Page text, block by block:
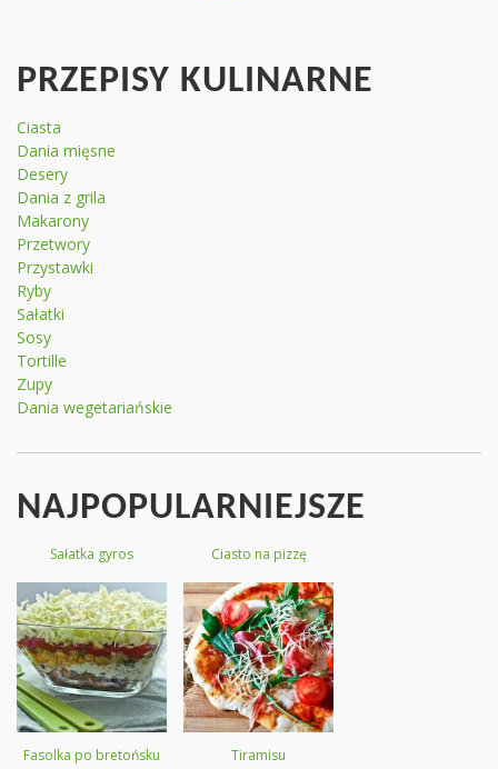
PRZEPISY KULINARNE
Ciasta
Dania mięsne
Desery
Dania z grila
Makarony
Przetwory
Przystawki
Ryby
Sałatki
Sosy
Tortille
Zupy
Dania wegetariańskie
NAJPOPULARNIEJSZE
Sałatka gyros Ciasto na pizzę
Fasolka po bretońsku Tiramisu